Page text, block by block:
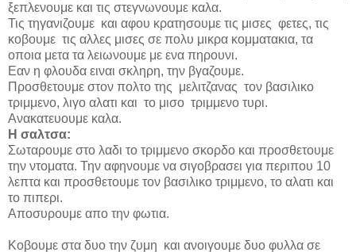
ξεπλενουμε και τις στεγνωνουμε καλα.
Τις τηγανιζουμε και αφου κρατησουμε τις μισες φετες, τις
κοβουμε τις αλλες μισες σε πολυ μικρα κομματακια, τα
οποια μετα τα λειωνουμε με ενα πηρουνι.
Εαν η φλουδα ειναι σκληρη, την βγαζουμε.
Προσθετουμε στον πολτο της μελιτζανας τον βασιλικο
τριμμενο, λιγο αλατι και το μισο τριμμενο τυρι.
Ανακατευουμε καλα.
Η σαλτσα:
Σωταρουμε στο λαδι το τριμμενο σκορδο και προσθετουμε
την ντοματα. Την αφηνουμε να σιγοβρασει για περιπου 10
λεπτα και προσθετουμε τον βασιλικο τριμμενο, το αλατι και
το πιπερι.
Αποσυρουμε απο την φωτια.
Κοβουμε στα δυο την ζυμη και ανοιγουμε δυο φυλλα σε